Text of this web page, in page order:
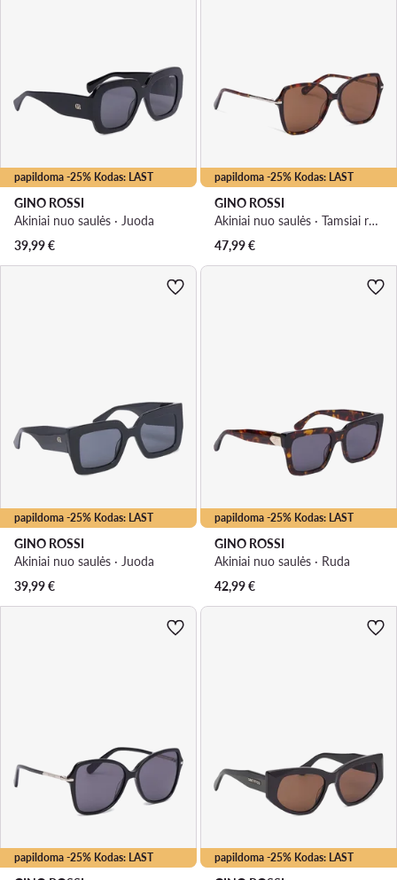
papildoma -25% Kodas: LAST
GINO ROSSI
Akiniai nuo saulės · Juoda
39,99€
papildoma -25% Kodas: LAST
GINO ROSSI
Akiniai nuo saulės · Tamsiai ruda
47,99€
papildoma -25% Kodas: LAST
GINO ROSSI
Akiniai nuo saulės · Juoda
39,99€
papildoma -25% Kodas: LAST
GINO ROSSI
Akiniai nuo saulės · Ruda
42,99€
papildoma -25% Kodas: LAST papildoma -25% Kodas: LAST